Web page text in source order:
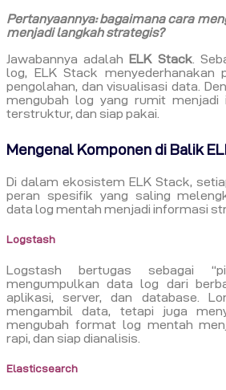
Pertanyaannya: bagaimana cara
menjadi langkah strategis?
Jawabannya adalah ELK Stack.
log, ELK Stack menyederhanakan
pengolahan, dan visualisasi data.
mengubah log yang rumit menjadi
terstruktur, dan siap pakai.
Mengenal Komponen di Balik
Di dalam ekosistem ELK Stack,
peran spesifik yang saling
data log mentah menjadi informasi
Logstash
Logstash bertugas sebagai
mengumpulkan data log dari
aplikasi, server, dan database.
mengambil data, tetapi juga
mengubah format log mentah
rapi, dan siap dianalisis.
Elasticsearch